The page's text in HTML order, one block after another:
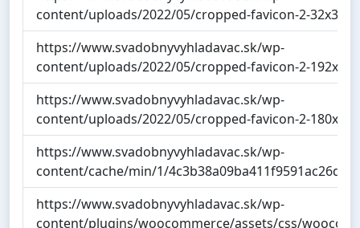
content/uploads/2022/05/cropped-favicon-2-
https://www.svadobnyvyhladavac.sk/wp-
content/uploads/2022/05/cropped-favicon-2-
https://www.svadobnyvyhladavac.sk/wp-
content/uploads/2022/05/cropped-favicon-2-
https://www.svadobnyvyhladavac.sk/wp-
content/cache/min/1/
https://www.svadobnyvyhladavac.sk/wp-
content/plugins/woocommerce/assets/css/